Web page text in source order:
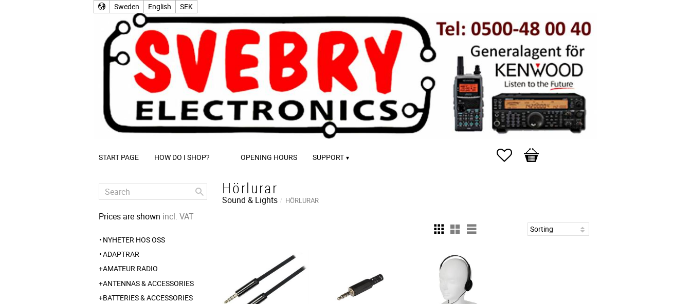
Sweden English SEK
START PAGE HOW DO I SHOP? OPENING HOURS SUPPORT Favorites
Basket
Hörlurar
Sound & Lights HÖRLURAR
Prices are shown incl. VAT
NYHETER HOS OSS
ADAPTRAR
AMATEUR RADIO
ANTENNAS & ACCESSORIES
BATTERIES & ACCESSORIES